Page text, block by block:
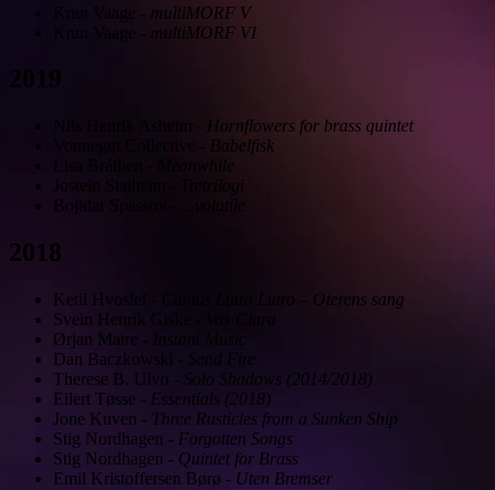
- multiMORF V
multiMORF VI
Hornflowers for brass quintet
Babelfisk
Meanwhile
Tretrilogi
2018
Ketil Hvoslef
Cantus Lutro Lutro – Oterens sang
Svein Henrik Giske
Ørjan Matre -
Instant Music
Dan Baczkowski - Send Fire
Therese B. Ulvo - Solo Shadows (2014/2018)
Eilert Tøsse - Essentials (2018)
Jone Kuven - Three Rusticles from a Sunken Ship
Stig Nordhagen - Forgotten Songs
Stig Nordhagen - Quintet for Brass
Emil Kristoffersen Børø - Uten Bremser